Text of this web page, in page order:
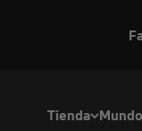
Tienda